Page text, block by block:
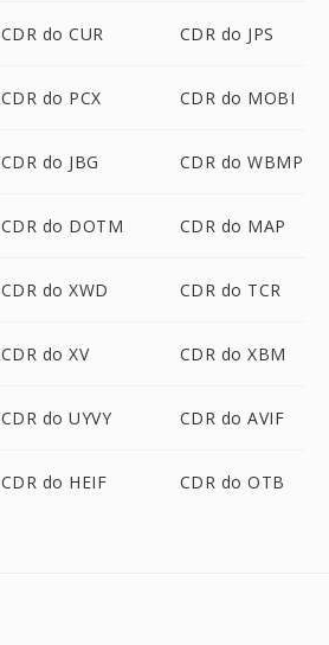
CDR do CUR CDR do JPS
CDR do PCX CDR do MOBI
CDR do JBG CDR do WBMP
CDR do DOTM CDR do MAP
CDR do XWD CDR do TCR
CDR do XV CDR do XBM
CDR do UYVY CDR do AVIF
CDR do HEIF CDR do OTB